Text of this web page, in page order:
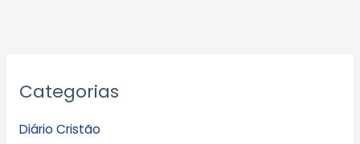
Categorias
Diário Cristão
r